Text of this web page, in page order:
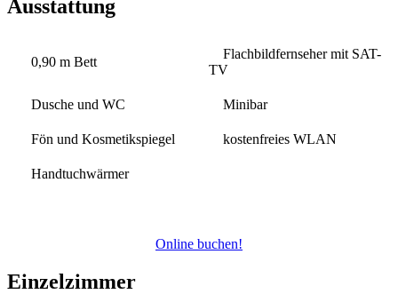
Ausstattung
0,90 m Bett
Flachbildfernseher mit SAT-
TV
Dusche und WC Minibar
Fön und Kosmetikspiegel kostenfreies WLAN
Handtuchwärmer
Online buchen!
Einzelzimmer